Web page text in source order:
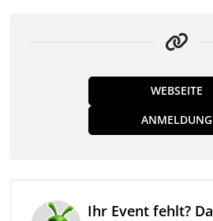
WEBSEITE
ANMELDUNG
Ihr Event fehlt?